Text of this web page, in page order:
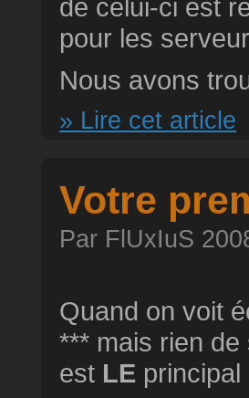
de celui-ci est
pour les
Nous avons
» Lire cet article
Votre
Par FlUxIuS
Quand on voit
*** mais rien
est LE